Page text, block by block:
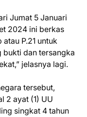
Jumat 5 Januari
2024 ini berkas
P.21 untuk
bukti dan tersangka
jelasnya lagi.
tersebut,
2 ayat (1) UU
singkat 4 tahun